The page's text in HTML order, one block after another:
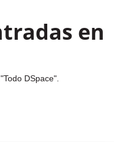
en
DSpace".